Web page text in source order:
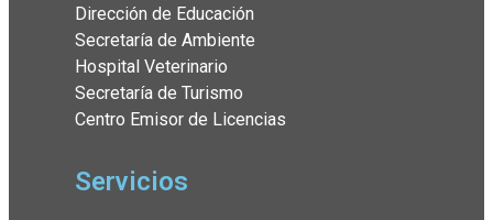
Dirección de Educación
Secretaría de Ambiente
Hospital Veterinario
Secretaría de Turismo
Centro Emisor de Licencias
Servicios